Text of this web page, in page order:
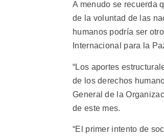
A menudo se recuerda
de la voluntad de las
humanos podría ser
Internacional para la
“Los aportes
de los derechos
General de la
de este mes.
“El primer intento de